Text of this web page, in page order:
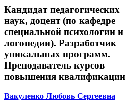
Кандидат педагогических
наук, доцент (по кафедре
специальной психологии и
логопедии). Разработчик
уникальных программ.
Преподаватель курсов
повышения квалификации
Вакуленко Любовь Сергеевна